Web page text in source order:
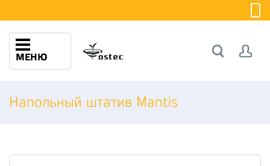
МЕНЮ
Напольный штатив Mantis